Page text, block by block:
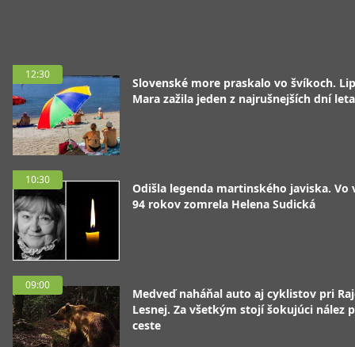
12:30
Slovenské more praskalo vo švíkoch.
Mara zažila jeden z najrušnejších dní leta
10:30
Odišla legenda martinského javiska. Vo
94 rokov zomrela Helena Sudická
09:00
Medveď naháňal auto aj cyklistov pri
Lesnej. Za všetkým stojí šokujúci nález
ceste